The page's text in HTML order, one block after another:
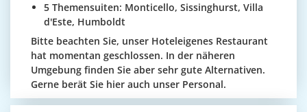
5 Themensuiten: Monticello, Sissinghurst, Villa
d'Este, Humboldt
Bitte beachten Sie, unser Hoteleigenes Restaurant
hat momentan geschlossen. In der näheren
Umgebung finden Sie aber sehr gute Alternativen.
Gerne berät Sie hier auch unser Personal.